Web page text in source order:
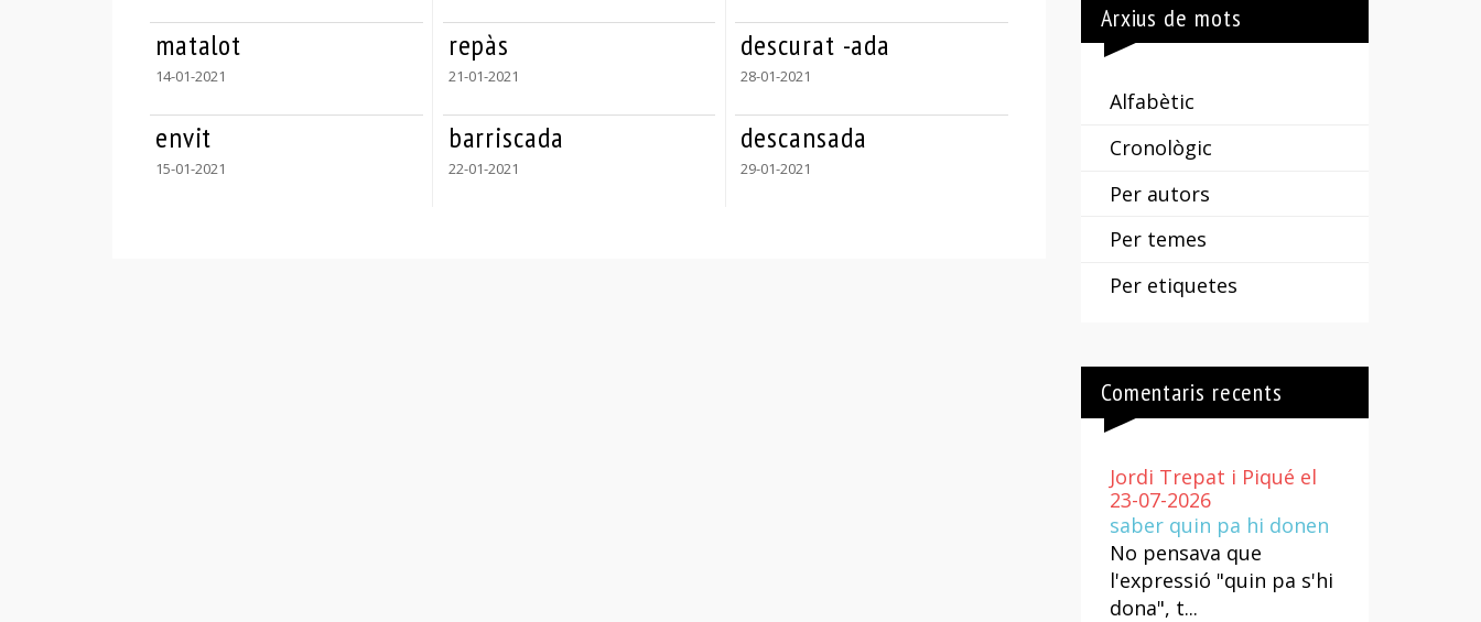
matalot
14-01-2021
envit
15-01-2021
repàs
21-01-2021
barriscada
22-01-2021
descurat -ada
28-01-2021
descansada
29-01-2021
Arxius de mots
Alfabètic
Cronològic
Per autors
Per temes
Per etiquetes
Comentaris recents
Jordi Trepat i Piqué el
23-07-2026
saber quin pa hi donen
No pensava que
l'expressió "quin pa s'hi
dona", t...